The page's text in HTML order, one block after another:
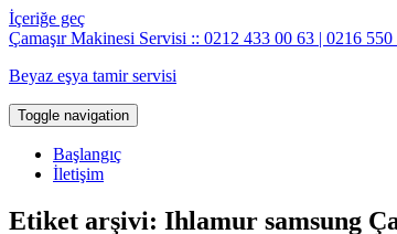
İçeriğe geç
Çamaşır Makinesi Servisi :: 0212 433 00 63 | 0216 550
Beyaz eşya tamir servisi
Toggle navigation
Başlangıç
İletişim
Etiket arşivi: Ihlamur samsung